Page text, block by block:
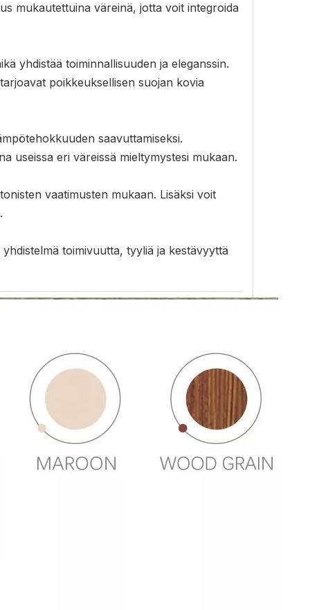
mukautettuina väreinä, jotta voit integroida
yhdistää toiminnallisuuden ja eleganssin.
poikkeuksellisen suojan kovia
saavuttamiseksi.
useissa eri väreissä mieltymystesi mukaan.
vaatimusten mukaan. Lisäksi voit
toimivuutta, tyyliä ja kestävyyttä